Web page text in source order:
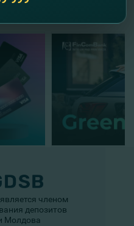
членом
депозитов
Молдова